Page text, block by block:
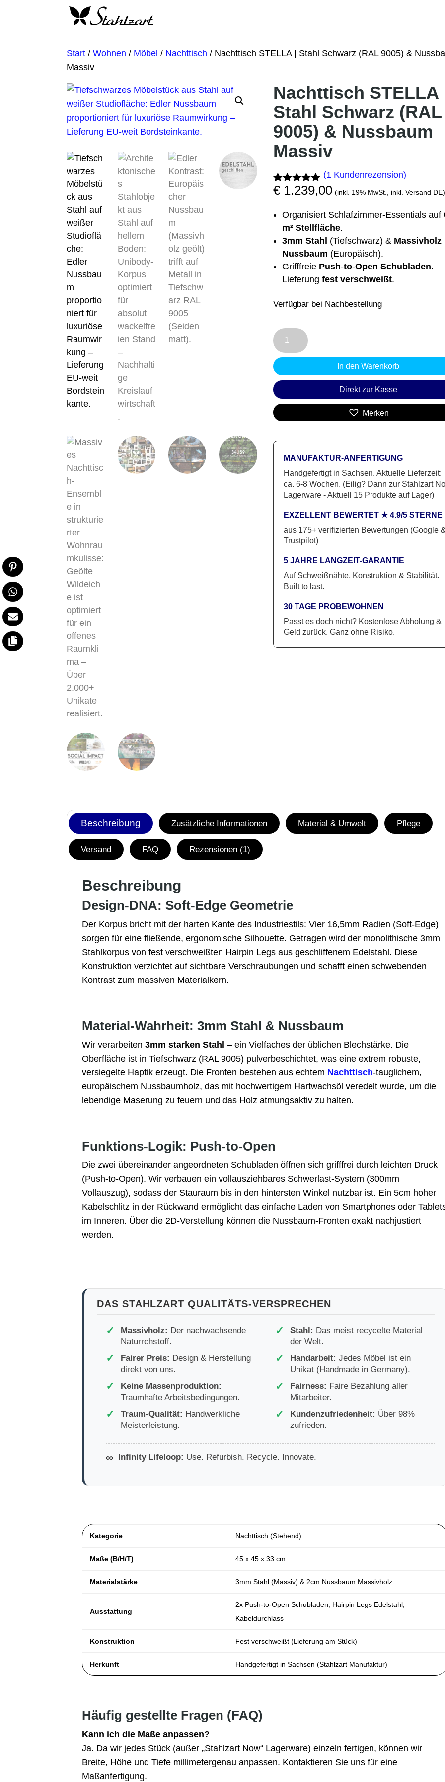
Start /Wohnen / Möbel / Nachttisch / Nachttisch STELLA | Stahl Schwarz (RAL 9005) &
Massiv
Nachttisch STELLA
Stahl Schwarz (RAL
9005) & Nussbaum
Massiv
Bewertet
basierend
auf
1
rtung
(1Kundenrezension)
€1.239,00 (inkl. 19% MwSt., inkl. Versand DE)
Organisiert Schlafzimmer-Essentials auf
m² Stellfläche.
3mm Stahl (Tiefschwarz) & Massivholz
Nussbaum (Europäisch).
Grifffreie Push-to-Open Schubladen.
Lieferung fest verschweißt.
Verfügbar bei Nachbestellung
Nachttisch
STELLA
Stahl
Schwarz
(RAL
9005)
Nussbaum
Massiv
Menge
In den Warenkorb
Direkt zur Kasse
Merken
MANUFAKTUR-ANFERTIGUNG
Handgefertigt in Sachsen. Aktuelle Lieferzeit:
ca. 6-8 Wochen. (Eilig? Dann zur Stahlzart
Lagerware - Aktuell 15 Produkte auf Lager)
EXZELLENT BEWERTET ★ 4.9/5 STERNE
aus 175+ verifizierten Bewertungen (Google
Trustpilot)
5 JAHRE LANGZEIT-GARANTIE
Auf Schweißnähte, Konstruktion & Stabilität.
Built to last.
30 TAGE PROBEWOHNEN
Passt es doch nicht? Kostenlose Abholung &
Geld zurück. Ganz ohne Risiko.
Beschreibung Zusätzliche Informationen Material & Umwelt Pflege
Versand FAQ Rezensionen (1)
Beschreibung
Design-DNA: Soft-Edge Geometrie
Der Korpus bricht mit der harten Kante des Industriestils: Vier 16,5mm Radien (Soft-Edge)
sorgen für eine fließende, ergonomische Silhouette. Getragen wird der monolithische 3mm
Stahlkorpus von fest verschweißten Hairpin Legs aus geschliffenem Edelstahl. Diese
Konstruktion verzichtet auf sichtbare Verschraubungen und schafft einen schwebenden
Kontrast zum massiven Materialkern.
Material-Wahrheit: 3mm Stahl & Nussbaum
Wir verarbeiten3mm starken Stahl – ein Vielfaches der üblichen Blechstärke. Die
Oberfläche ist in Tiefschwarz (RAL 9005) pulverbeschichtet, was eine extrem robuste,
versiegelte Haptik erzeugt. Die Fronten bestehen aus echtem Nachttisch-tauglichem,
europäischem Nussbaumholz, das mit hochwertigem Hartwachsöl veredelt wurde, um die
lebendige Maserung zu feuern und das Holz atmungsaktiv zu halten.
Funktions-Logik: Push-to-Open
Die zwei übereinander angeordneten Schubladen öffnen sich grifffrei durch leichten Druck
(Push-to-Open). Wir verbauen ein vollausziehbares Schwerlast-System (300mm
Vollauszug), sodass der Stauraum bis in den hintersten Winkel nutzbar ist. Ein 5cm hoher
Kabelschlitz in der Rückwand ermöglicht das einfache Laden von Smartphones oder
im Inneren. Über die 2D-Verstellung können die Nussbaum-Fronten exakt nachjustiert
werden.
DAS STAHLZART QUALITÄTS-VERSPRECHEN
✓ Massivholz: Der nachwachsende
Naturrohstoff.
✓ Stahl: Das meist recycelte Material
der Welt.
✓ Fairer Preis: Design & Herstellung
direkt von uns.
✓ Handarbeit: Jedes Möbel ist ein
Unikat (Handmade in Germany).
✓
Keine Massenproduktion:
Traumhafte Arbeitsbedingungen.
✓ Fairness: Faire Bezahlung aller
Mitarbeiter.
✓ Traum-Qualität: Handwerkliche
Meisterleistung.
✓ Kundenzufriedenheit: Über 98%
zufrieden.
∞ Infinity Lifeloop: Use. Refurbish. Recycle. Innovate.
Kategorie Nachttisch (Stehend)
Maße (B/H/T) 45 x 45 x 33 cm
Materialstärke 3mm Stahl (Massiv) & 2cm Nussbaum Massivholz
Ausstattung
2x Push-to-Open Schubladen, Hairpin Legs Edelstahl,
Kabeldurchlass
Konstruktion Fest verschweißt (Lieferung am Stück)
Herkunft Handgefertigt in Sachsen (Stahlzart Manufaktur)
Häufig gestellte Fragen (FAQ)
Kann ich die Maße anpassen?
Ja. Da wir jedes Stück (außer „Stahlzart Now“ Lagerware) einzeln fertigen, können wir
Breite, Höhe und Tiefe millimetergenau anpassen. Kontaktieren Sie uns für eine
Maßanfertigung.